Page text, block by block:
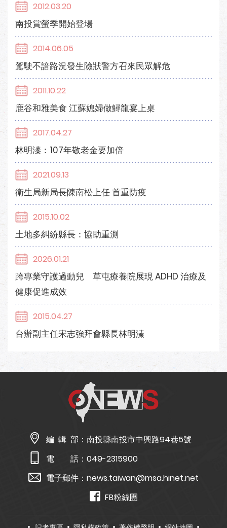
2012.03.20
南投賞螢季開始登場
2014.06.05
駕駛不諳路況發生險狀警方召來民眾解危
2011.10.22
鹿谷和雅美食 江蘇媳婦做鱘龍宴上桌
2017.04.27
林明溱：107年敬老金要加倍
2021.09.13
衛生局新局長陳南松上任 首重防疫
2015.10.02
土地多糾紛縣長：協助重測
2026.01.21
跨專業守護過動兒 草屯療養院展現 ADHD 治療及
健康促進成效
2015.04.27
台辦副主任宋志強拜會縣長林明溱
編 輯 部： 南投縣南投市中興路94巷5號
電 話： 049-2315900
電子郵件： news.taiwan@msa.hinet.net
FB粉絲團